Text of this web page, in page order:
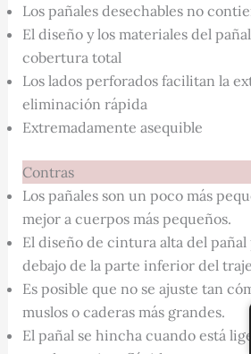
Los pañales desechables no
El diseño y los materiales del
cobertura total
Los lados perforados facilitan la
eliminación rápida
Extremadamente asequible
Contras
Los pañales son un poco más
mejor a cuerpos más pequeños.
El diseño de cintura alta del pañal
debajo de la parte inferior del
Es posible que no se ajuste tan
muslos o caderas más grandes.
El pañal se hincha cuando está